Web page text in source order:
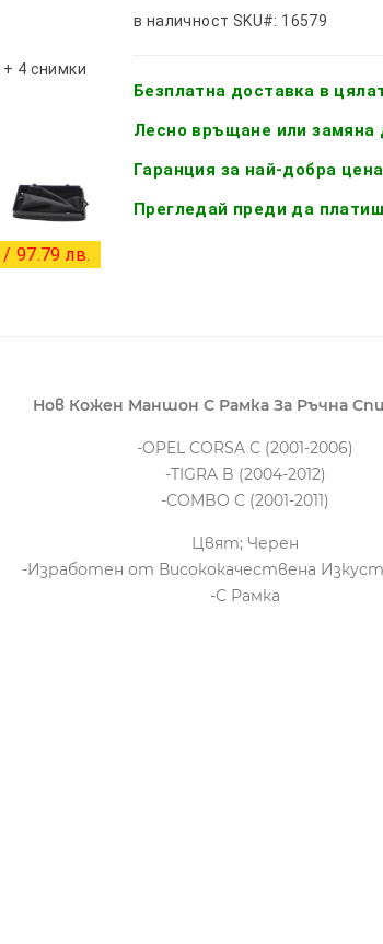
+ 4 снимки
97.79 лв.
в наличност SKU#: 16579
Безплатна доставка в
Лесно връщане или замяна
Гаранция за най-добра цена
Прегледай преди да платиш
Нов Кожен Маншон С Рамка За Ръчна
-OPEL CORSA C (2001-2006)
-TIGRA B (2004-2012)
-COMBO C (2001-2011)
Цвят; Черен
-Изработен от Висококачествена
-С Рамка